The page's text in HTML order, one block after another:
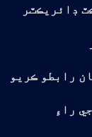
ڊائريڪٽر
رابطو ڪريو
راءِ